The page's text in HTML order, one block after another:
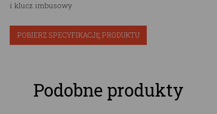
i klucz imbusowy.
POBIERZ SPECYFIKACJĘ PRODUKTU
Podobne produkty